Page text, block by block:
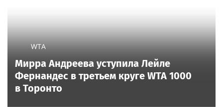
WTA
Мирра Андреева уступила Лейле
Фернандес в третьем круге WTA 1000
в Торонто